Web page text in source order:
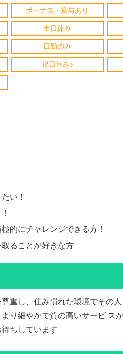
ボーナス・賞与あり
土日休み
日勤のみ
祝日休み♪
い！
的にチャレンジできる方！
ることが好きな方
重し、住み慣れた環境でその
り細やかで質の高いサービ ス
ちしています